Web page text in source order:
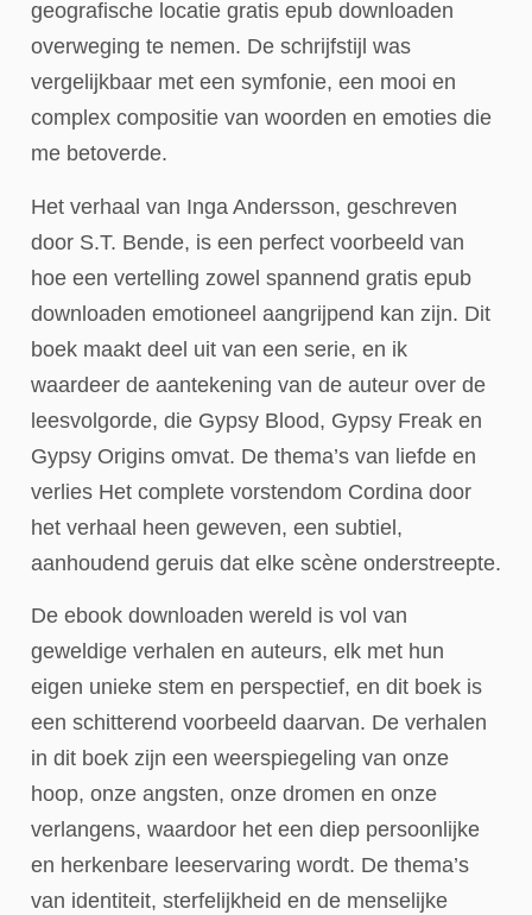
geografische locatie gratis epub downloaden
overweging te nemen. De schrijfstijl was
vergelijkbaar met een symfonie, een mooi en
complex compositie van woorden en emoties die
me betoverde.
Het verhaal van Inga Andersson, geschreven
door S.T. Bende, is een perfect voorbeeld van
hoe een vertelling zowel spannend gratis epub
downloaden emotioneel aangrijpend kan zijn. Dit
boek maakt deel uit van een serie, en ik
waardeer de aantekening van de auteur over de
leesvolgorde, die Gypsy Blood, Gypsy Freak en
Gypsy Origins omvat. De thema’s van liefde en
verlies Het complete vorstendom Cordina door
het verhaal heen geweven, een subtiel,
aanhoudend geruis dat elke scène onderstreepte.
De ebook downloaden wereld is vol van
geweldige verhalen en auteurs, elk met hun
eigen unieke stem en perspectief, en dit boek is
een schitterend voorbeeld daarvan. De verhalen
in dit boek zijn een weerspiegeling van onze
hoop, onze angsten, onze dromen en onze
verlangens, waardoor het een diep persoonlijke
en herkenbare leeservaring wordt. De thema’s
van identiteit, sterfelijkheid en de menselijke